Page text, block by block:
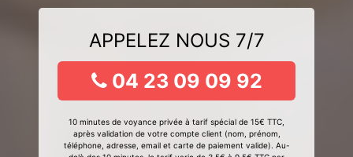
APPELEZ NOUS 7/7
04 23 09 09 92
10 minutes de voyance privée à tarif spécial de 15€ TTC,
après validation de votre compte client (nom, prénom,
téléphone, adresse, email et carte de paiement valide). Au-